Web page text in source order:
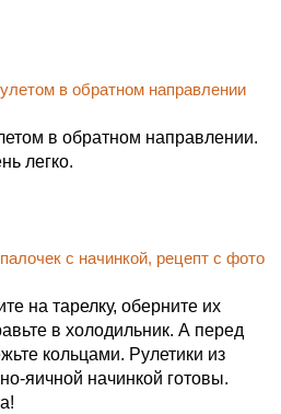
в обратном направлении.
легко.
на тарелку, оберните их
в холодильник. А перед
кольцами. Рулетики из
яичной начинкой готовы.